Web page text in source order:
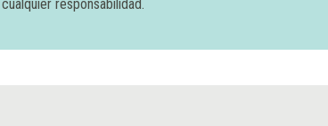
responsabilidad.